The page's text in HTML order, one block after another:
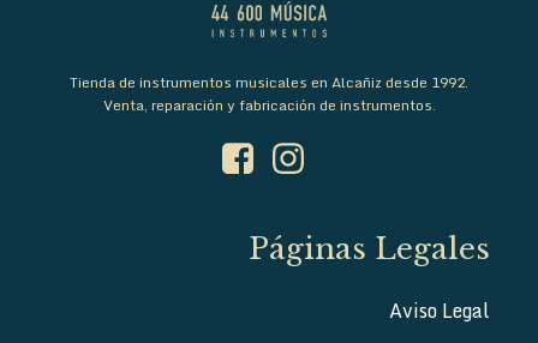
Tienda de instrumentos musicales en Alcañiz desde 1992.
Venta, reparación y fabricación de instrumentos.
Páginas Legales
Aviso Legal